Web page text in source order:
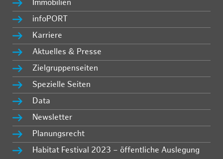
Immobilien
infoPORT
Karriere
Aktuelles & Presse
Zielgruppenseiten
Spezielle Seiten
Data
Newsletter
Planungsrecht
Habitat Festival 2023 – öffentliche Auslegung